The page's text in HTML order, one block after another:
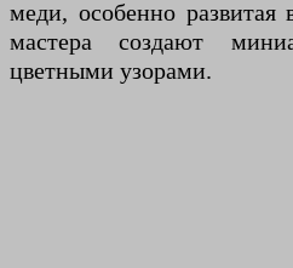
меди, особенно
мастера создают
цветными узорами.